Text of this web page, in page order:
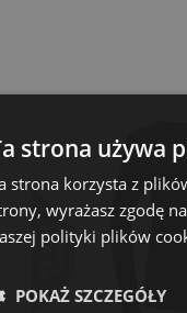
strona używa
strona korzysta z
wyrażasz zgodę
polityki plików
POKAŻ SZCZEGÓŁY